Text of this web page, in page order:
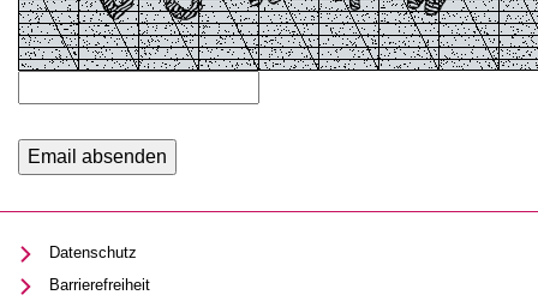
Datenschutz
Barrierefreiheit